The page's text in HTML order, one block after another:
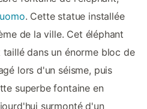
. Cette statue installée
de la ville. Cet éléphant
dans un énorme bloc de
lors d'un séisme, puis
superbe fontaine en
surmonté d'un